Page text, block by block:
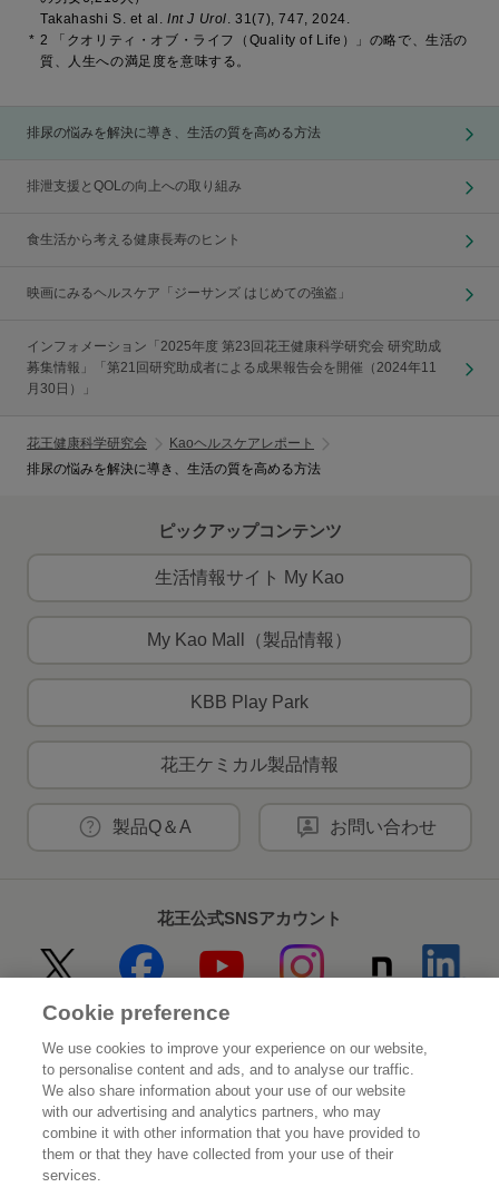
Takahashi S. et al. Int J Urol. 31(7), 747, 2024.
* 2 「クオリティ・オブ・ライフ（Quality of Life）」の略で、生活の
質、人生への満足度を意味する。
排尿の悩みを解決に導き、生活の質を高める方法
排泄支援とQOLの向上への取り組み
食生活から考える健康長寿のヒント
映画にみるヘルスケア「ジーサンズ はじめての強盗」
インフォメーション「2025年度 第23回花王健康科学研究会 研究助成
募集情報」「第21回研究助成者による成果報告会を開催（2024年11
月30日）」
花王健康科学研究会
Kaoヘルスケアレポート
排尿の悩みを解決に導き、生活の質を高める方法
ピックアップコンテンツ
生活情報サイト My Kao
My Kao Mall（製品情報）
KBB Play Park
花王ケミカル製品情報
製品Q＆A お問い合わせ
花王公式SNSアカウント
Home 花王について
サステナビリティ イノベーション
ブランド 投資家情報
Cookie preference
We use cookies to improve your experience on our website,
to personalise content and ads, and to analyse our traffic.
We also share information about your use of our website
with our advertising and analytics partners, who may
combine it with other information that you have provided to
them or that they have collected from your use of their
services.